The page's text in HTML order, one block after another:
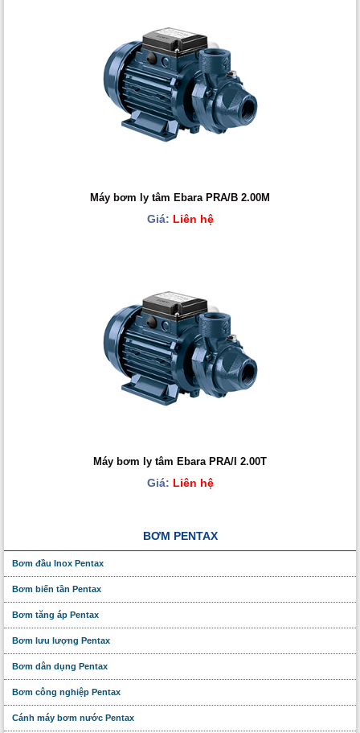
Máy bơm ly tâm Ebara PRA/B 2.00M
Giá: Liên hệ
Máy bơm ly tâm Ebara PRA/I 2.00T
Giá: Liên hệ
BƠM PENTAX
Bơm đầu Inox Pentax
Bơm biến tần Pentax
Bơm tăng áp Pentax
Bơm lưu lượng Pentax
Bơm dân dụng Pentax
Bơm công nghiệp Pentax
Cánh máy bơm nước Pentax